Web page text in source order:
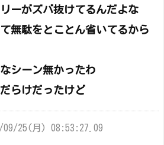
ーがズバ抜けてるんだよな
無駄をとことん省いてるから
シーン無かったわ
らけだったけど
09/25(月) 08:53:27.09